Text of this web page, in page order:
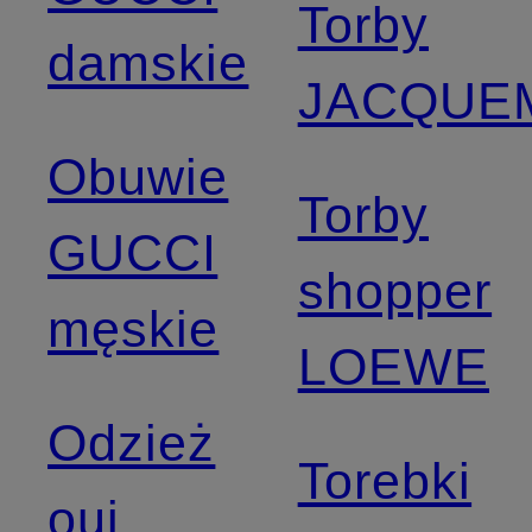
damskie
Obuwie
GUCCI
męskie
Odzież
oui
Torby
Torby
shopper
LOEWE
Torebki